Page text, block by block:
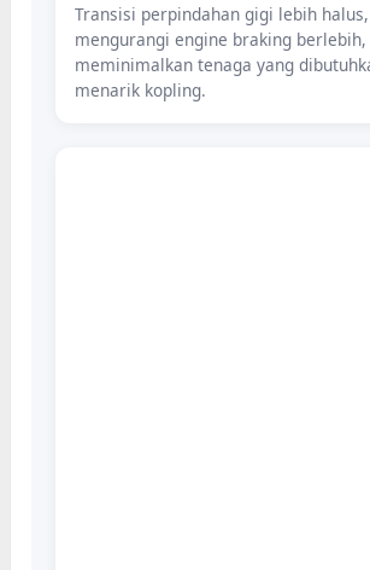
Transisi perpindahan gigi lebih halus,
mengurangi engine braking berlebih,
meminimalkan tenaga yang
menarik kopling.